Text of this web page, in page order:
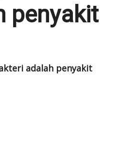
penyakit
adalah penyakit